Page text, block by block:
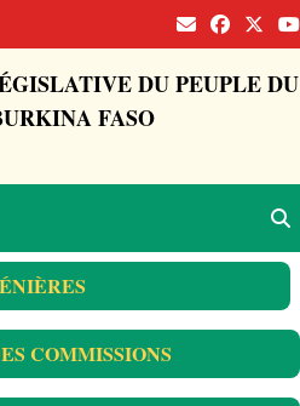
DU PEUPLE DU
FASO
COMMISSIONS